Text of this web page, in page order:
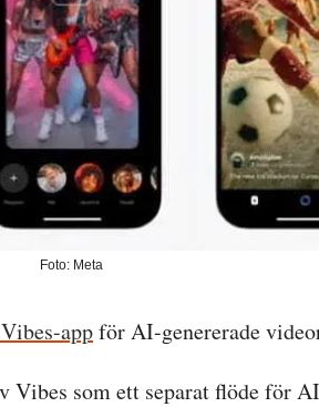
Foto: Meta
appför AI-genererade
Vibes som ett separat flöde för